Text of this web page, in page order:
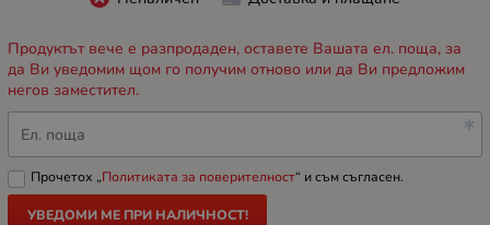
Продуктът вече е разпродаден, оставете Вашата ел. поща, за
да Ви уведомим щом го получим отново или да Ви предложим
негов заместител.
Ел. поща
Прочетох „Политиката за поверителност“ и съм съгласен.
УВЕДОМИ МЕ ПРИ НАЛИЧНОСТ!